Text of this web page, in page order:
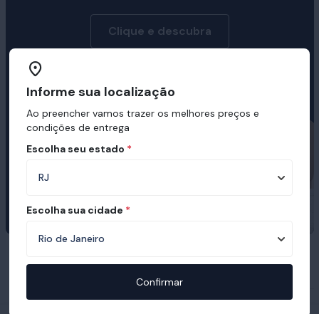
Clique e descubra
Ortobom
Informe sua localização
Ao preencher vamos trazer os melhores preços e
condições de entrega
Escolha seu estado *
Escolha sua cidade *
Confirmar